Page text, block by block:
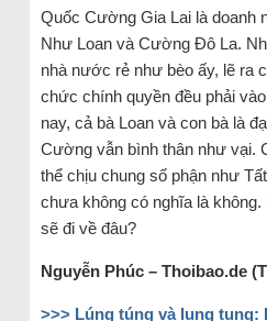
Quốc Cường Gia Lai là doanh
Như Loan và Cường Đô La.
nhà nước rẻ như bèo ấy, lẽ ra
chức chính quyền đều phải
nay, cả bà Loan và con bà là
Cường vẫn bình thân như vại.
thể chịu chung số phận như
chưa không có nghĩa là
sẽ đi về đâu?
Nguyễn Phúc – Thoibao.de
>>> Lúng túng và lung tung: